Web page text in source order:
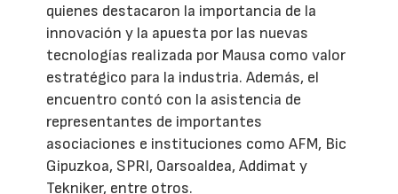
quienes destacaron la importancia de la
innovación y la apuesta por las nuevas
tecnologías realizada por Mausa como valor
estratégico para la industria. Además, el
encuentro contó con la asistencia de
representantes de importantes
asociaciones e instituciones como AFM, Bic
Gipuzkoa, SPRI, Oarsoaldea, Addimat y
Tekniker, entre otros.